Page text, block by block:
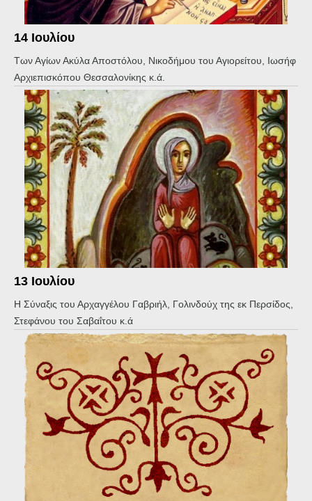
14 Ιουλίου
Των Αγίων Ακύλα Αποστόλου, Νικοδήμου του Αγιορείτου, Ιωσήφ
Αρχιεπισκόπου Θεσσαλονίκης κ.ά.
13 Ιουλίου
Η Σύναξις του Αρχαγγέλου Γαβριήλ, Γολινδούχ της εκ Περσίδος,
Στεφάνου του Σαβαΐτου κ.ά